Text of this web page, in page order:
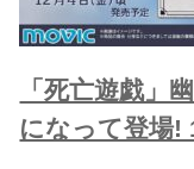
「死亡遊戯」
になって登場!